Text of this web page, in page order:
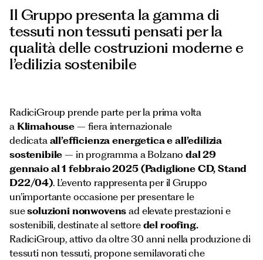
Il Gruppo presenta la gamma di
tessuti non tessuti pensati per la
qualità delle costruzioni moderne e
l’edilizia sostenibile
RadiciGroup prende parte per la prima volta
a Klimahouse – fiera internazionale
dedicata all’efficienza energetica e all’edilizia
sostenibile – in programma a Bolzanodal 29
gennaio al 1 febbraio 2025 (Padiglione CD, Stand
D22/04). L’evento rappresenta per il Gruppo
un’importante occasione per presentare le
suesoluzioni nonwovens ad elevate prestazioni e
sostenibili, destinate al settoredel roofing.
RadiciGroup, attivo da oltre 30 anni nella produzione di
tessuti non tessuti, propone semilavorati che